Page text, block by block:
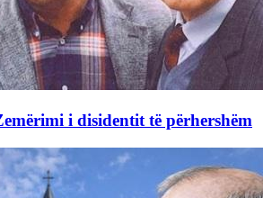
i disidentit të përhershëm